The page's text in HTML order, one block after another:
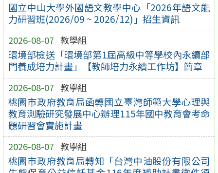
國立中山大學外國語文教學中心「2026年語文能
力研習班(2026/09 ~ 2026/12)」招生資訊
2026-08-07 教學組
環境部檢送「環境部第1屆高級中等學校內永續部
門養成培力計畫」【教師培力永續工作坊】簡章
2026-08-07 教學組
桃園市政府教育局函轉國立臺灣師範大學心理與
教育測驗研究發展中心辦理115年國中教育會考命
題研習會實施計畫
2026-08-07 教學組
桃園市政府教育局轉知「台灣中油股份有限公司